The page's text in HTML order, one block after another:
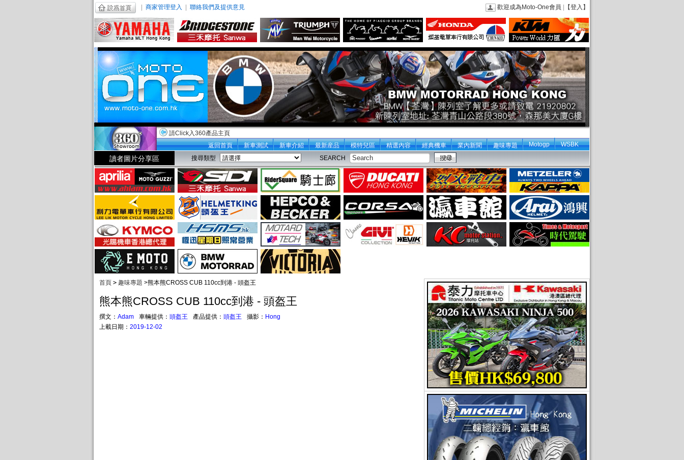
商家管理登入 聯絡我們及提供意見 歡迎成為Moto-One會員 【登入】
請Click入360產品主頁
返回首頁
新車測試 新車介紹 最新産品 模特兒區 精選內容 經典機車 業內新聞 趣味專題 Motogp WSBK
讀者圖片分享區 搜尋類型 SEARCH
首頁 > 趣味專題 >熊本熊CROSS CUB 110cc到港 - 頭盔王
熊本熊CROSS CUB 110cc到港 - 頭盔王
撰文： Adam 車輛提供： 頭盔王 產品提供： 頭盔王 攝影： Hong
上載日期： 2019-12-02